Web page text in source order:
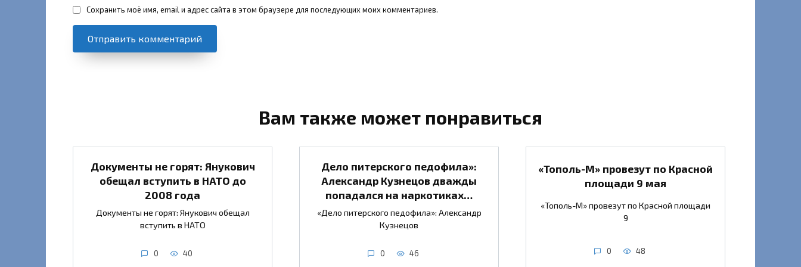
Сохранить моё имя, email и адрес сайта в этом браузере для последующих моих комментариев.
Вам также может понравиться
Документы не горят: Янукович
обещал вступить в НАТО до
2008 года
Документы не горят: Янукович обещал
вступить в НАТО
0 40
Дело питерского педофила»:
Александр Кузнецов дважды
попадался на наркотиках…
«Дело питерского педофила»: Александр
Кузнецов
0 46
«Тополь-М» провезут по Красной
площади 9 мая
«Тополь-М» провезут по Красной площади
9
0 48